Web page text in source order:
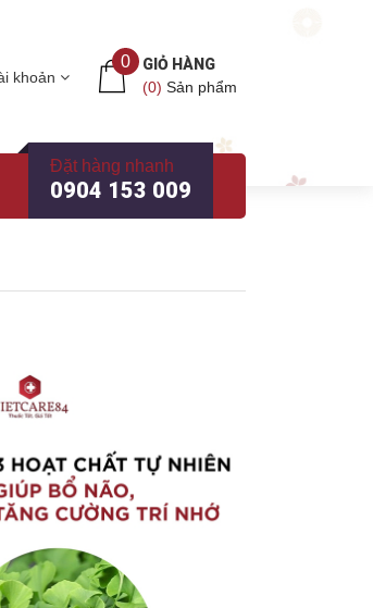
khoản
0
GIỎ HÀNG
(0) Sản phẩm
Đặt hàng nhanh
0904 153 009